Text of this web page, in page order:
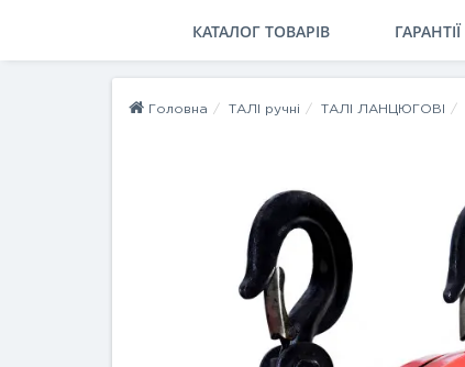
КАТАЛОГ ТОВАРІВ ГАРАНТІЇ
Головна ТАЛІ ручні ТАЛІ ЛАНЦЮГОВІ